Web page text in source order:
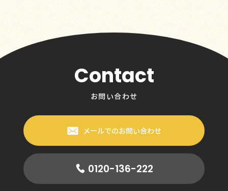
Contact
お問い合わせ
メールでのお問い合わせ
0120-136-222